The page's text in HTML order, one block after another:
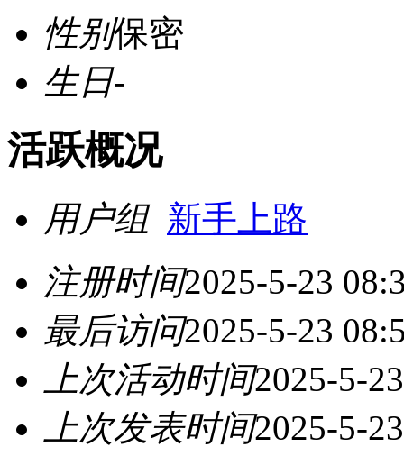
性别保密
生日-
活跃概况
用户组 新手上路
注册时间2025-5-23
最后访问2025-5-23
上次活动时间2025-5-
上次发表时间2025-5-